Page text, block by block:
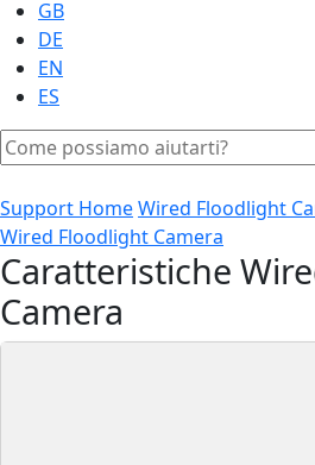
GB
DE
EN
ES
Support HomeWired Floodlight
Wired Floodlight Camera
Caratteristiche
Camera